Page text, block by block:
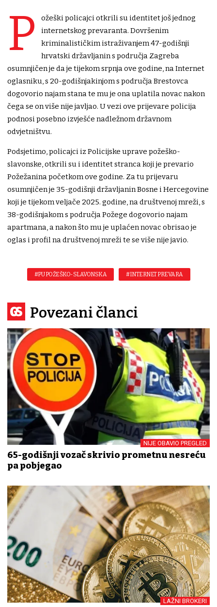
P
ožeški policajci otkrili su identitet još jednog
internetskog prevaranta. Dovršenim
kriminalističkim istraživanjem 47-godišnji
hrvatski državljanin s područja Zagreba
osumnjičen je da je tijekom srpnja ove godine, na Internet
oglasniku, s 20-godišnjakinjom s područja Brestovca
dogovorio najam stana te mu je ona uplatila novac nakon
čega se on više nije javljao. U vezi ove prijevare policija
podnosi posebno izvješće nadležnom državnom
odvjetništvu.
Podsjetimo, policajci iz Policijske uprave požeško-
slavonske, otkrili su i identitet stranca koji je prevario
Požežanina početkom ove godine. Za tu prijevaru
osumnjičen je 35-godišnji državljanin Bosne i Hercegovine
koji je tijekom veljače 2025. godine, na društvenoj mreži, s
38-godišnjakom s područja Požege dogovorio najam
apartmana, a nakon što mu je uplaćen novac obrisao je
oglas i profil na društvenoj mreži te se više nije javio.
#PU POŽEŠKO-SLAVONSKA #INTERNET PREVARA
Povezani članci
NIJE OBAVIO PREGLED
65-godišnji vozač skrivio prometnu nesreću
pa pobjegao
LAŽNI BROKERI